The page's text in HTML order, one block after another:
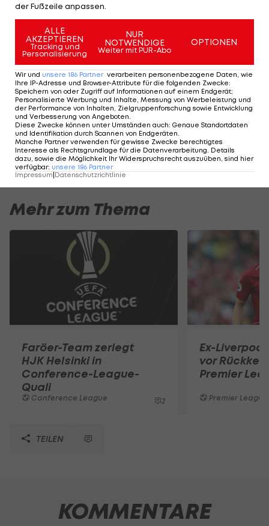
Details zu einem etwaigen Ticketverkauf stehen
zum jetzigen Zeitpunkt noch nicht fest und
orientieren sich an den von Behörden und
Verbänden vorgegebenen Rahmenbedingungen
zur Eindämmung der Pandemie.
Der legendäre Durchmarsch des FC
Wacker Tirol I #Zwarakonferenz History
Zwarakonferenz
Am Stammtisch
Christopher Knett
Stammtisch
Mehr zum Thema
Faröer-Team zerlegt
HJK Helsinki in
Conference-League-
Quali
Conference League 2
Ex-
vor
Premier
Premier League
TEILEN
KOMMENTARE
der Fußzeile anpassen.
ALLE
AKZEPTIEREN
Tracking und
Personalisierung
NUR
NOTWENDIGE
Weiter mit PUR-Abo
OPTIONEN
Wir und unsere 186 Partner verarbeiten personenbezogene Daten, wie
Ihre IP-Adresse und Browser-Attribute für die folgenden Zwecke:
Speichern von oder Zugriff auf Informationen auf einem Endgerät;
Personalisierte Werbung und Inhalte, Messung von Werbeleistung und
der Performance von Inhalten, Zielgruppenforschung sowie Entwicklung
und Verbesserung von Angeboten.
Diese Zwecke können unter Umständen auch: Genaue Standortdaten
und Identifikation durch Scannen von Endgeräten.
Manche Partner verwenden für gewisse Zwecke berechtigtes
Interesse als Rechtsgrundlage für die Datenverarbeitung. Details
dazu, sowie die Möglichkeit Ihr Widerspruchsrecht auszuüben, sind hier
verfügbar: unsere 186 Partner
Impressum Datenschutzrichtlinie